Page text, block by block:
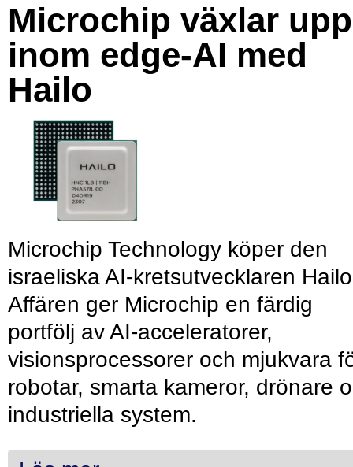
Microchip växlar upp
inom edge-AI med
Hailo
Microchip Technology köper den
israeliska AI-kretsutvecklaren
Affären ger Microchip en färdig
portfölj av AI-acceleratorer,
visionsprocessorer och mjukvara
robotar, smarta kameror, drönare
industriella system.